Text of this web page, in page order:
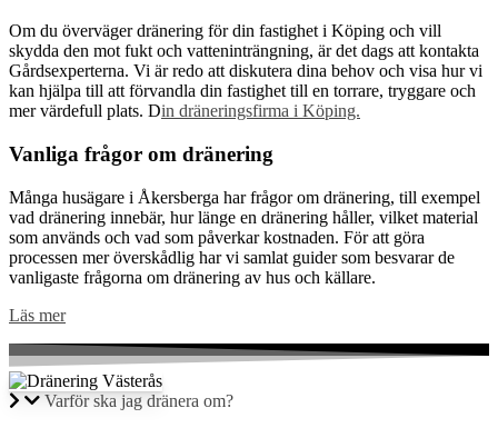
Om du överväger dränering för din fastighet i Köping och vill
skydda den mot fukt och vatteninträngning, är det dags att kontakta
Gårdsexperterna. Vi är redo att diskutera dina behov och visa hur vi
kan hjälpa till att förvandla din fastighet till en torrare, tryggare och
mer värdefull plats. Din dräneringsfirma i Köping.
Vanliga frågor om dränering
Många husägare i Åkersberga har frågor om dränering, till exempel
vad dränering innebär, hur länge en dränering håller, vilket material
som används och vad som påverkar kostnaden. För att göra
processen mer överskådlig har vi samlat guider som besvarar de
vanligaste frågorna om dränering av hus och källare.
Läs mer
Varför ska jag dränera om?